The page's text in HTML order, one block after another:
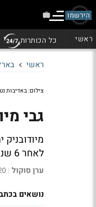
הירשמו
ראשי כל הכותרות
ראשי
צילום: באדיבות
גבי
לאחר 6 שנים כמנכ"ל
ערן סוקול |
נושאים